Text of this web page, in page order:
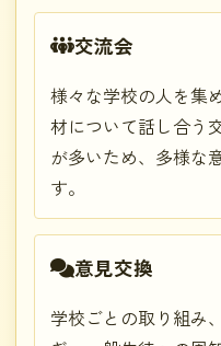
交流会
様々な学校の人を集
材について話し合う
が多いため、多様な
す。
意見交換
学校ごとの取り組み